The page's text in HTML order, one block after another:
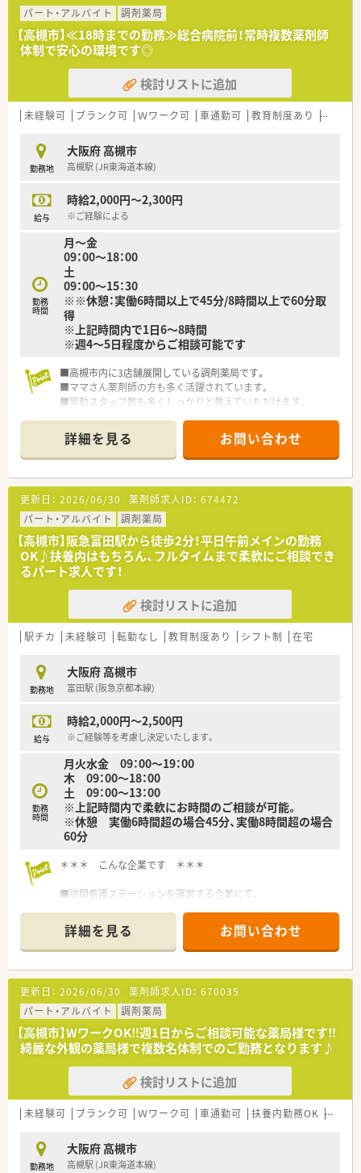
パート・アルバイト
調剤薬局
【高槻市】≪18時までの勤務≫総合病院前！常時複数薬剤師
体制で安心の環境です◎
検討リストに追加
未経験可 ブランク可 Ｗワーク可 車通勤可 教育制度あり シフト
勤務地
大阪府 高槻市
高槻駅 (JR東海道本線)
給与
時給2,000円～2,300円
※ご経験による
勤務
時間
月～金
09：00～18：00
土
09：00～15：30
※※休憩：実働6時間以上で45分/8時間以上で60分取
得
※上記時間内で1日6～8時間
※週4～5日程度からご相談可能です
■高槻市内に3店舗展開している調剤薬局です。
■ママさん薬剤師の方も多く活躍されています。
■常勤スタッフ数も多くしっかりと教えていただけます。
詳細を見る お問い合わせ
更新日： 2026/06/30 薬剤師求人ID： 674472
パート・アルバイト
調剤薬局
【高槻市】阪急富田駅から徒歩2分！平日午前メインの勤務
OK♪扶養内はもちろん、フルタイムまで柔軟にご相談でき
るパート求人です！
検討リストに追加
駅チカ 未経験可 転勤なし 教育制度あり シフト制 在宅
勤務地
大阪府 高槻市
富田駅 (阪急京都本線)
給与
時給2,000円～2,500円
※ご経験等を考慮し決定いたします。
勤務
時間
月火水金 09：00～19：00
木 09：00～18：00
土 09：00～13：00
※上記時間内で柔軟にお時間のご相談が可能。
※休憩 実働6時間超の場合45分、実働8時間超の場合
60分
＊＊＊ こんな企業です ＊＊＊
■訪問看護ステーションを運営する企業にて、
に在宅医療に注力すべく立ち上げられた薬局です。
■現在は総合病院門前の処方箋も受け付けていますが、将来的に
は在宅メインの薬局として、往診同行も積極的に行う予定です。
■大阪府・兵庫県に数店舗展開で大手にはない風通しのよさが魅
力！
独立開業を目指す方、薬局経営ノウハウを学びたい方など、学
びの場としてもおすすめしたい企業です。
■在宅に挑戦したくても、運転が苦手…という方もご相談くださ
い。
社有車にて練習も可能です。
■社内では有休消化率80％、産育休復帰率も100％とスタッフが
働きやすい環境です。
詳細を見る お問い合わせ
更新日： 2026/06/30 薬剤師求人ID： 670035
パート・アルバイト
調剤薬局
【高槻市】WワークOK‼週1日からご相談可能な薬局様です‼
綺麗な外観の薬局様で複数名体制でのご勤務となります♪
検討リストに追加
未経験可 ブランク可 Ｗワーク可 車通勤可 扶養内勤務OK 教育
勤務地
大阪府 高槻市
高槻駅 (JR東海道本線)